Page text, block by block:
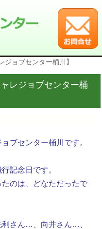
ジョブセンター桶川】
レジョブセンター桶
ブセンター桶川です。
記念日です。
のは、どなただったで
利さん…、向井さん…、